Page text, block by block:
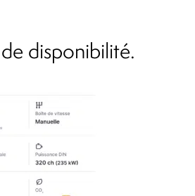
disponibilité.